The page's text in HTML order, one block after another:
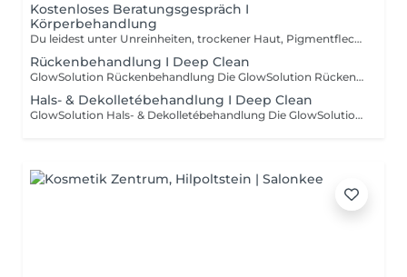
Kostenloses Beratungsgespräch I
Körperbehandlung
Du leidest unter Unreinheiten, trockener Haut, Pigmentflecken oder ersten Zeichen der Hautalterung an Rücken, Hals oder Dekolleté? Buche jetzt dein kostenloses und unverbindliches Beratungsgespräch inklusive individueller Hautanalyse bei uns im Studio.
Rückenbehandlung I Deep Clean
GlowSolution Rückenbehandlung Die GlowSolution Rückenbehandlung ist eine moderne Intensivbehandlung zur Unterstützung eines klareren, glatteren und ebenmäßigeren Hautbildes am Rücken. Durch innovative Technologien und hochwertige Wirkstoffe wird die Haut intensiv gereinigt, gepflegt und regeneriert. Die Behandlung eignet sich besonders bei: * Unreinheiten & Rückenakne * Vergrößerten Poren * Pigmentflecken & Unebenheiten * Trockener oder fahler Haut * Narben & Hautunregelmäßigkeiten Durch Tiefenreinigung, sanftes Needling und gezielte Wirkstoffzufuhr wird die Hauterneuerung unterstützt und die Haut sichtbar verfeinert. Für ein frisches, gepflegtes Hautgefühl und einen strahlenderen Rücken.
Hals- & Dekolletébehandlung I Deep Clean
GlowSolution Hals- & Dekolletébehandlung Die GlowSolution Hals- & Dekolletébehandlung ist eine moderne Intensivbehandlung zur Unterstützung eines strafferen, glatteren und strahlenderen Hautbildes. Durch innovative Technologien und hochwertige Wirkstoffe wird die empfindliche Haut an Hals und Dekolleté intensiv gepflegt, hydratisiert und regeneriert. Die Behandlung eignet sich besonders bei: * Trockenheitsfältchen * Pigmentflecken & Sonnenschäden * Fahler oder müder Haut * Elastizitätsverlust * Feinen Linien & ersten Zeichen der Hautalterung Durch Tiefenreinigung, sanftes Needling und gezielte Wirkstoffzufuhr wird die Hauterneuerung unterstützt und die Haut sichtbar verfeinert. Für ein frisches, glattes und jugendlich strahlendes Hautbild an Hals & Dekolleté.